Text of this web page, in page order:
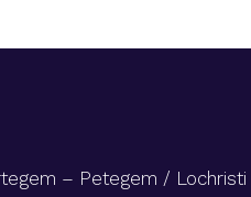
– Petegem /